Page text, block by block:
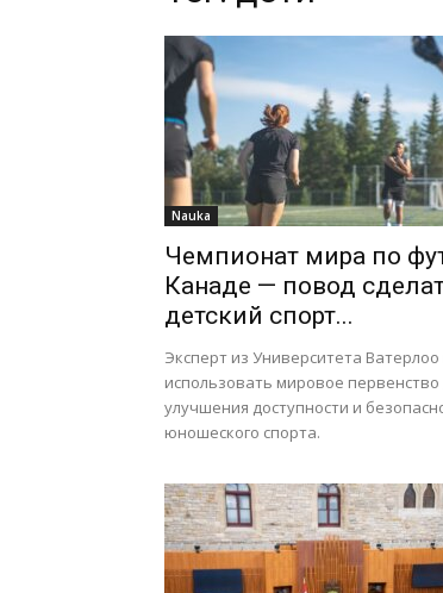
Nauka
Чемпионат мира по
Канаде — повод
детский спорт...
Эксперт из Университета
использовать мировое первенство
улучшения доступности и
юношеского спорта.